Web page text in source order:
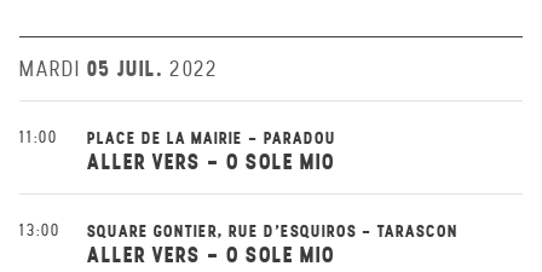
MARDI 05 JUIL. 2022
11:00 PLACE DE LA MAIRIE - PARADOU
ALLER VERS - O SOLE MIO
13:00 SQUARE GONTIER, RUE D'ESQUIROS - TARASCON
ALLER VERS - O SOLE MIO